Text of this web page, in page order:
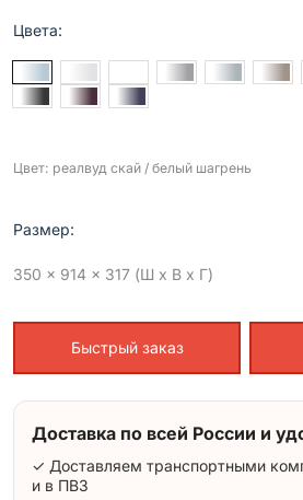
Цвета:
Цвет: реалвуд скай / белый шагрень
Размер:
350 x 914 x 317 (Ш x В x Г)
Быстрый заказ
Доставка по всей России и
✓ Доставляем транспортными
и в ПВЗ